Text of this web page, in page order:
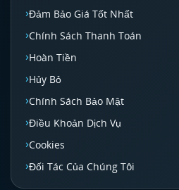
Đảm Bảo Giá Tốt Nhất
Chính Sách Thanh Toán
Hoàn Tiền
Hủy Bỏ
Chính Sách Bảo Mật
Điều Khoản Dịch Vụ
Cookies
Đối Tác Của Chúng Tôi